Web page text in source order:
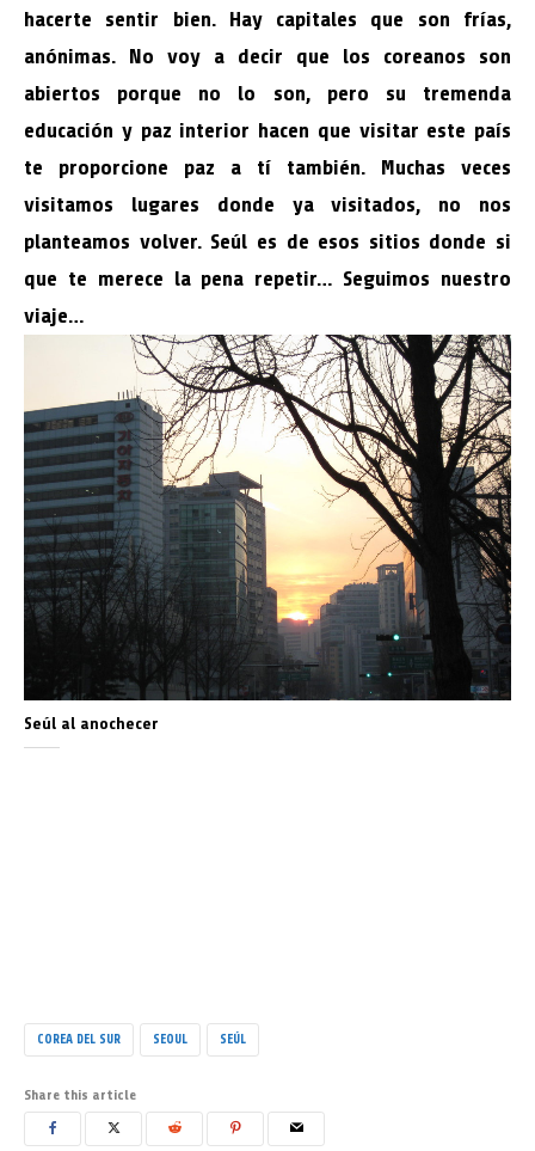
hacerte sentir bien. Hay capitales que son frías,
anónimas. No voy a decir que los coreanos son
abiertos porque no lo son, pero su tremenda
educación y paz interior hacen que visitar este país
te proporcione paz a tí también. Muchas veces
visitamos lugares donde ya visitados, no nos
planteamos volver. Seúl es de esos sitios donde si
que te merece la pena repetir… Seguimos nuestro
viaje…
Seúl al anochecer
COREA DEL SUR SEOUL SEÚL
Share this article